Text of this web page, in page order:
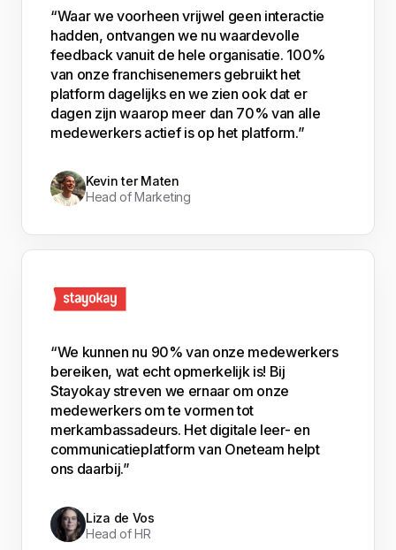
“Waar we voorheen vrijwel geen interactie
hadden, ontvangen we nu waardevolle
feedback vanuit de hele organisatie. 100%
van onze franchisenemers gebruikt het
platform dagelijks en we zien ook dat er
dagen zijn waarop meer dan 70% van alle
medewerkers actief is op het platform.”
Kevin ter Maten
Head of Marketing
“We kunnen nu 90% van onze medewerkers
bereiken, wat echt opmerkelijk is! Bij
Stayokay streven we ernaar om onze
medewerkers om te vormen tot
merkambassadeurs. Het digitale leer- en
communicatieplatform van Oneteam helpt
ons daarbij.”
Liza de Vos
Head of HR